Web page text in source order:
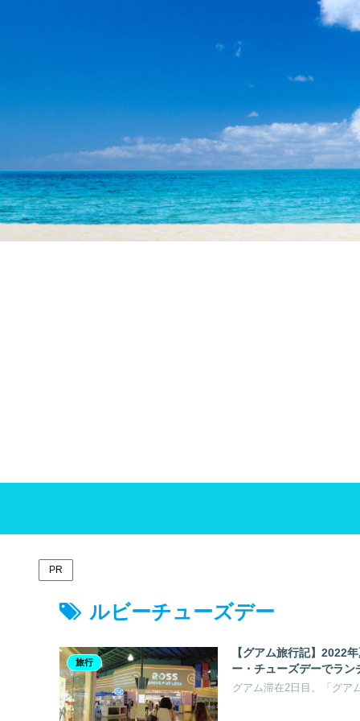
PR
ルビーチューズデー
旅行
【グアム旅行記】2022
ー・チューズデーでラン
グアム滞在2日目。「グア